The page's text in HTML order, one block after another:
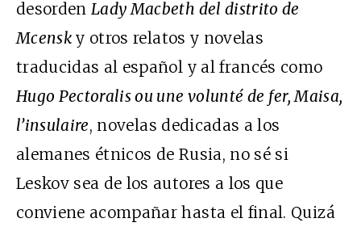
desordenLady Macbeth del distrito de
Mcensk y otros relatos y novelas
traducidas al español y al francés como
Hugo Pectoralis ou une volunté de fer, Maisa,
l’insulaire, novelas dedicadas a los
alemanes étnicos de Rusia, no sé si
Leskov sea de los autores a los que
conviene acompañar hasta el final. Quizá